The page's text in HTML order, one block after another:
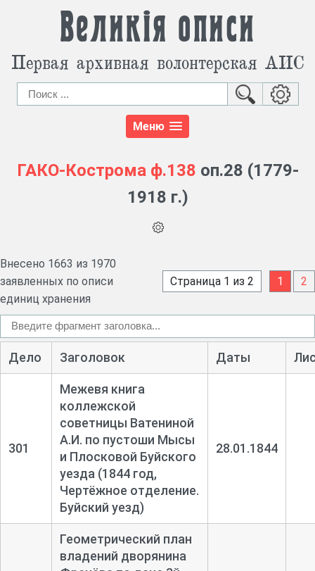
Великія описи
Первая архивная волонтерская АИС
Меню
ГАКО-Кострома ф.138 оп.28 (1779-
1918 г.)
Внесено 1663 из 1970
заявленных по описи
единиц хранения
Страница 1 из 2 1 2
Дело Заголовок Даты
301
Межевя книга
коллежской
советницы Ватениной
А.И. по пустоши Мысы
и Плосковой Буйского
уезда (1844 год,
Чертёжное отделение.
Буйский уезд)
28.01.1844
Геометрический план
владений дворянина